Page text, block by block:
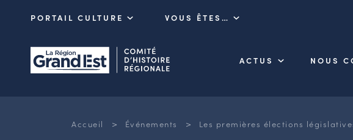
PORTAIL CULTURE VOUS ÊTES…
ACTUS NOUS
Accueil > Événements > Les premières élections